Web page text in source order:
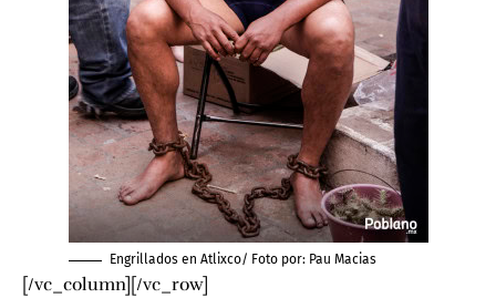
Engrillados en Atlixco/ Foto por: Pau Macias
[/vc_column][/vc_row]